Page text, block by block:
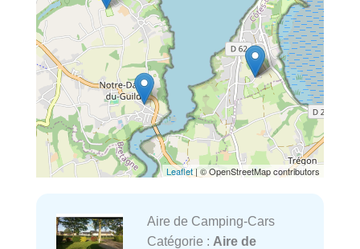
Leaflet | © OpenStreetMap contributors
Aire de Camping-Cars
Catégorie : Aire de